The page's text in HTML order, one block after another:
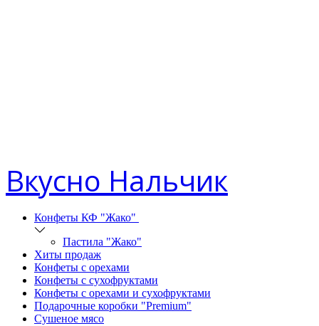
Вкусно Нальчик
Конфеты КФ "Жако"
Пастила "Жако"
Хиты продаж
Конфеты с орехами
Конфеты с сухофруктами
Конфеты с орехами и сухофруктами
Подарочные коробки "Premium"
Сушеное мясо